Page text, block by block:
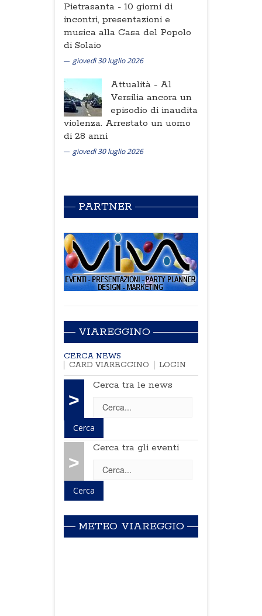
Pietrasanta - 10 giorni di
incontri, presentazioni e
musica alla Casa del Popolo
di Solaio
giovedì 30 luglio 2026
Attualità - Al
Versilia ancora un
episodio di inaudita
violenza. Arrestato un uomo
di 28 anni
giovedì 30 luglio 2026
PARTNER
VIAREGGINO
CERCA NEWS
CARD VIAREGGINO
LOGIN
>
Cerca tra le news
>
Cerca tra gli eventi
METEO VIAREGGIO